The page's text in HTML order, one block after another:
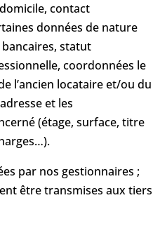
contact
données de nature
statut
coordonnées le
l’ancien locataire et/ou du
et les
(étage, surface, titre
par nos gestionnaires ;
être transmises aux tiers